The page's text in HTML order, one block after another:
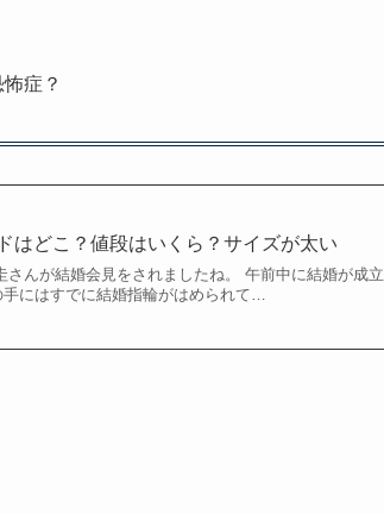
症？
はどこ？値段はいくら？サイズが太い
んが結婚会見をされましたね。 午前中に結婚が成立
にはすでに結婚指輪がはめられて…